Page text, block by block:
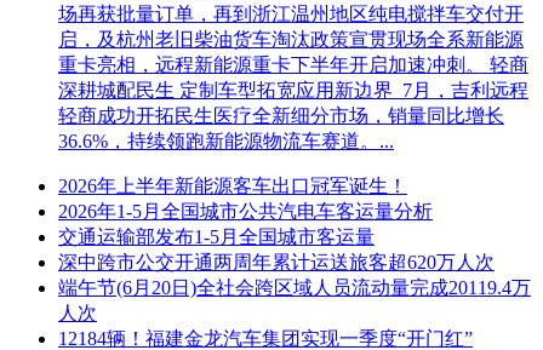
场再获批量订单，再到浙江温州地区纯电搅拌车交付开
启，及杭州老旧柴油货车淘汰政策宣贯现场全系新能源
重卡亮相，远程新能源重卡下半年开启加速冲刺。 轻商
深耕城配民生 定制车型拓宽应用新边界 7月，吉利远程
轻商成功开拓民生医疗全新细分市场，销量同比增长
36.6%，持续领跑新能源物流车赛道。...
2026年上半年新能源客车出口冠军诞生！
2026年1-5月全国城市公共汽电车客运量分析
交通运输部发布1-5月全国城市客运量
深中跨市公交开通两周年累计运送旅客超620万人次
端午节(6月20日)全社会跨区域人员流动量完成20119.4万
人次
12184辆！福建金龙汽车集团实现一季度“开门红”